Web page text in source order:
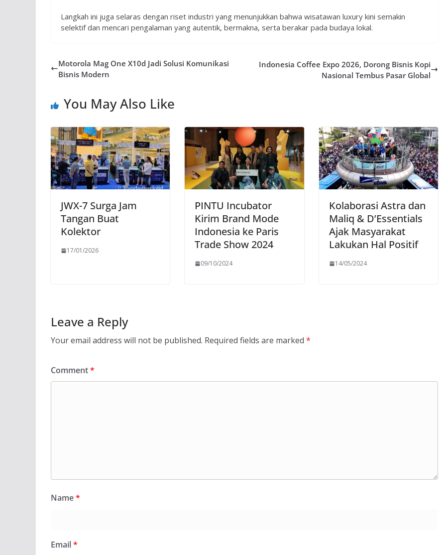
Langkah ini juga selaras dengan riset industri yang menunjukkan bahwa wisatawan luxury kini semakin
selektif dan mencari pengalaman yang autentik, bermakna, serta berakar pada budaya lokal.
Motorola Mag One X10d Jadi Solusi Komunikasi
Bisnis Modern
Indonesia Coffee Expo 2026, Dorong Bisnis Kopi
Nasional Tembus Pasar Global
You May Also Like
JWX-7 Surga Jam
Tangan Buat
Kolektor
17/01/2026
PINTU Incubator
Kirim Brand Mode
Indonesia ke Paris
Trade Show 2024
09/10/2024
Kolaborasi Astra dan
Maliq & D’Essentials
Ajak Masyarakat
Lakukan Hal Positif
14/05/2024
Leave a Reply
Your email address will not be published. Required fields are marked *
Comment*
Name*
Email*